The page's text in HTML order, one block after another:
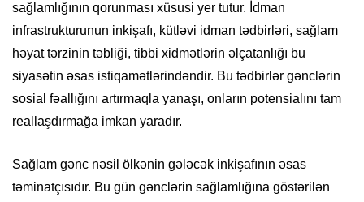
sağlamlığının qorunması xüsusi yer tutur. İdman
infrastrukturunun inkişafı, kütləvi idman tədbirləri, sağlam
həyat tərzinin təbliği, tibbi xidmətlərin əlçatanlığı bu
siyasətin əsas istiqamətlərindəndir. Bu tədbirlər gənclərin
sosial fəallığını artırmaqla yanaşı, onların potensialını tam
reallaşdırmağa imkan yaradır.
Sağlam gənc nəsil ölkənin gələcək inkişafının əsas
təminatçısıdır. Bu gün gənclərin sağlamlığına göstərilən